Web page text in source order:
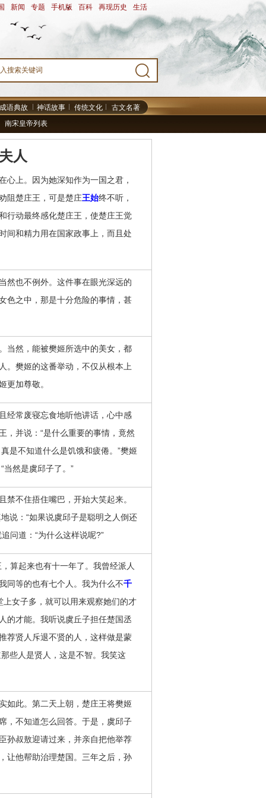
新闻 专题 手机版 百科 再现历史 生活
成语典故 神话故事 传统文化
古文名著
南宋皇帝列表
人
心上。因为她深知作为一国之君，
阻楚庄王，可是楚庄王始终不听，
行动最终感化楚庄王，使楚庄王觉
间和精力用在国家政事上，而且处
然也不例外。这件事在眼光深远的
色之中，那是十分危险的事情，甚
然，能被樊姬所选中的美女，都
。樊姬的这番举动，不仅从根本上
更加尊敬。
常废寝忘食地听他讲话，心中感
，并说：“是什么重要的事情，竟然
是不知道什么是饥饿和疲倦。”樊姬
当然是虞邱子了。”
不住捂住嘴巴，开始大笑起来。
说：“如果说虞邱子是聪明之人倒还
问道：“为什么这样说呢?”
起来也有十一年了。我曾经派人
同等的也有七个人。我为什么不千
女子多，就可以用来观察她们的才
的才能。我听说虞丘子担任楚国丞
荐贤人斥退不贤的人，这样做是蒙
些人是贤人，这是不智。我笑这
此。第二天上朝，楚庄王将樊姬
，不知道怎么回答。于是，虞邱子
孙叔敖迎请过来，并亲自把他举荐
让他帮助治理楚国。三年之后，孙